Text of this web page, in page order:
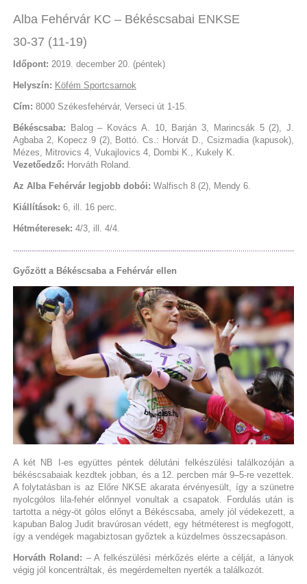
Alba Fehérvár KC – Békéscsabai ENKSE
30-37 (11-19)
Időpont: 2019. december 20. (péntek)
Helyszín: Köfém Sportcsarnok
Cím: 8000 Székesfehérvár, Verseci út 1-15.
Békéscsaba: Balog – Kovács A. 10, Barján 3, Marincsák 5 (2), J.
Agbaba 2, Kopecz 9 (2), Bottó. Cs.: Horvát D., Csizmadia (kapusok),
Mézes, Mitrovics 4, Vukajlovics 4, Dombi K., Kukely K.
Vezetőedző: Horváth Roland.
Az Alba Fehérvár legjobb dobói: Walfisch 8 (2), Mendy 6.
Kiállítások: 6, ill. 16 perc.
Hétméteresek: 4/3, ill. 4/4.
Győzött a Békéscsaba a Fehérvár ellen
A két NB I-es együttes péntek délutáni felkészülési találkozóján a
békéscsabaiak kezdtek jobban, és a 12. percben már 9–5-re vezettek.
A folytatásban is az Előre NKSE akarata érvényesült, így a szünetre
nyolcgólos lila-fehér előnnyel vonultak a csapatok. Fordulás után is
tartotta a négy-öt gólos előnyt a Békéscsaba, amely jól védekezett, a
kapuban Balog Judit bravúrosan védett, egy hétméterest is megfogott,
így a vendégek magabiztosan győztek a küzdelmes összecsapáson.
Horváth Roland: – A felkészülési mérkőzés elérte a célját, a lányok
végig jól koncentráltak, és megérdemelten nyerték a találkozót.